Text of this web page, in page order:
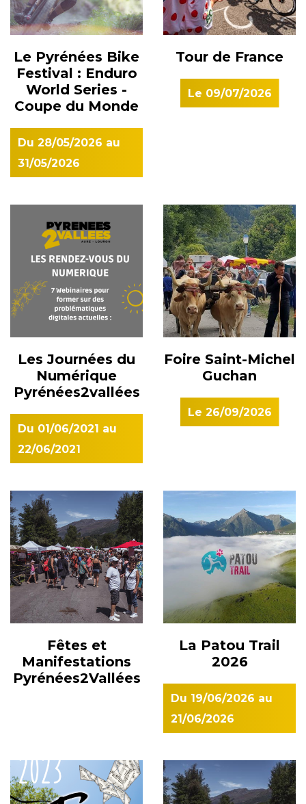
Le Pyrénées Bike
Festival : Enduro
World Series -
Coupe du Monde
Du 28/05/2026 au
31/05/2026
Tour de France
Le 09/07/2026
Les Journées du
Numérique
Pyrénées2vallées
Du 01/06/2021 au
22/06/2021
Foire Saint-Michel
Guchan
Le 26/09/2026
Fêtes et
Manifestations
Pyrénées2Vallées
La Patou Trail
2026
Du 19/06/2026 au
21/06/2026